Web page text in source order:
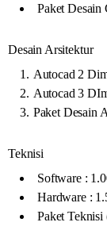
Paket Desain
Desain Arsitektur
Autocad 2
Autocad 3
Paket Desain
Teknisi
Software :
Hardware :
Paket